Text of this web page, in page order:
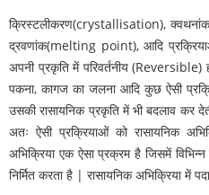
क्रिस्टलीकरण(crystallisation),
द्रवणांक(melting point), आदि
अपनी प्रकृति में परिवर्तनीय
पकना, कागज का जलना आदि कुछ ऐसी
उसकी रासायनिक प्रकृति में भी बदलाव कर
अतः ऐसी प्रक्रियाओं को रासायनिक
अभिक्रिया एक ऐसा प्रक्रम है जिसमें
निर्मित करता है | रासायनिक अभिक्रिया में